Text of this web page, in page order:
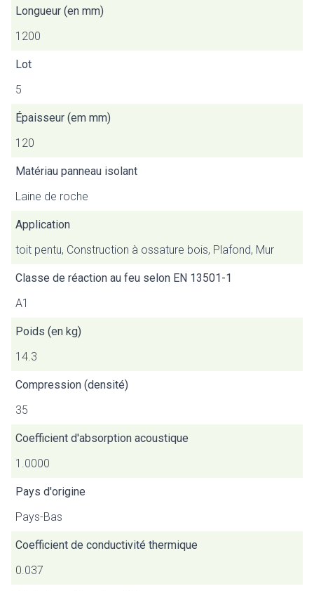
Longueur (en mm)
1200
Lot
5
Épaisseur (em mm)
120
Matériau panneau isolant
Laine de roche
Application
toit pentu, Construction à ossature bois, Plafond, Mur
Classe de réaction au feu selon EN 13501-1
A1
Poids (en kg)
14.3
Compression (densité)
35
Coefficient d'absorption acoustique
1.0000
Pays d'origine
Pays-Bas
Coefficient de conductivité thermique
0.037